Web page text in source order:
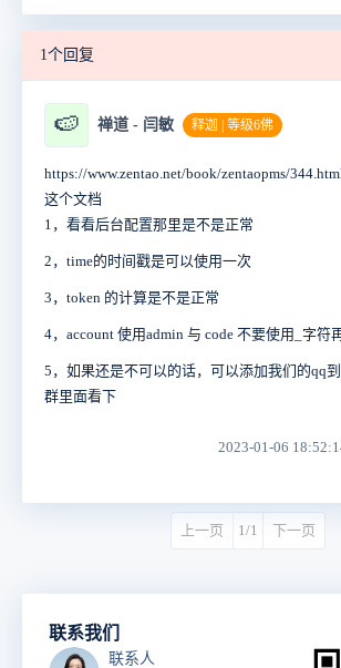
1个回复
🍉 禅道 - 闫敏 释迦 | 等级6佛
https://www.zentao.net/book/zentaopms/
这个文档
1，看看后台配置那里是不是正常
2，time的时间戳是可以使用一次
3，token 的计算是不是正常
4，account 使用admin 与 code 不要使用_字符
5，如果还是不可以的话，可以添加我们的qq
群里面看下
2023-01-06
上一页 1/1 下一页
联系我们
联系人